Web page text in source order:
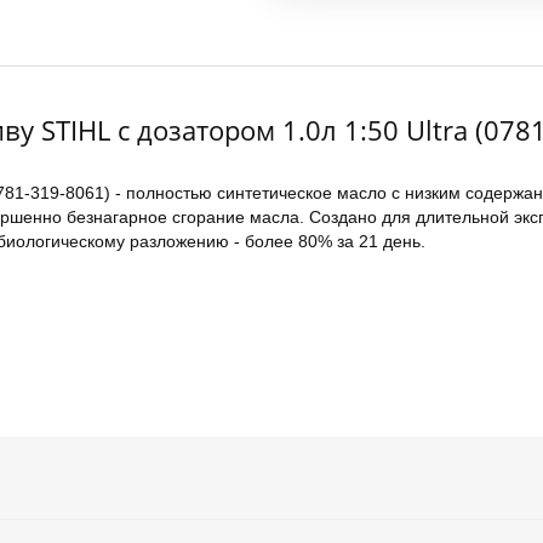
STIHL с дозатором 1.0л 1:50 Ultra
319-8061) - полностью синтетическое масло с низким
безнагарное сгорание масла. Создано для длительной
разложению - более 80% за 21 день.